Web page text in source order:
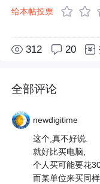
给本帖投票
312 20
全部评论
newdigitime
这个,真不好说.
就好比买电脑,
个人买可能要花
而某单位来买同